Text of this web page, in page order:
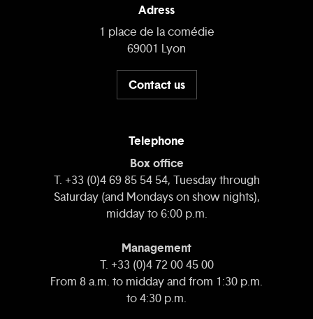
Adress
1 place de la comédie
69001 Lyon
Contact us
Telephone
Box office
T. +33 (0)4 69 85 54 54, Tuesday through
Saturday (and Mondays on show nights),
midday to 6:00 p.m.
Management
T. +33 (0)4 72 00 45 00
From 8 a.m. to midday and from 1:30 p.m.
to 4:30 p.m.